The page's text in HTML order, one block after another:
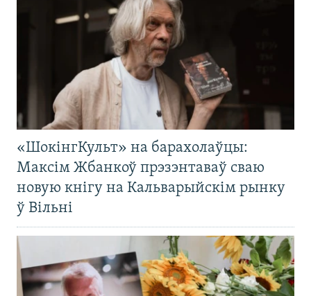
«ШокінгКульт» на барахолаўцы:
Максім Жбанкоў прэзэнтаваў сваю
новую кнігу на Кальварыйскім рынку
ў Вільні